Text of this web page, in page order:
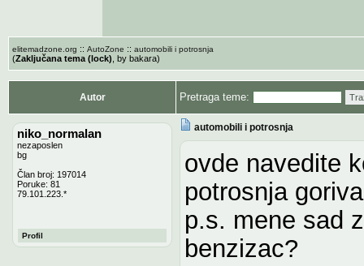
elitemadzone.org :: AutoZone :: automobili i potrosnja
(Zaključana tema (lock) , by bakara)
Autor Pretraga teme:
niko_normalan
nezaposlen
bg
Član broj: 197014
Poruke: 81
79.101.223.*
Profil
automobili i potrosnja
ovde navedite
potrosnja
p.s. mene sad
benzizac?